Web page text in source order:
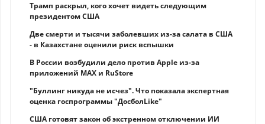
Трамп раскрыл, кого хочет видеть следующим
президентом США
Две смерти и тысячи заболевших из-за салата в США
- в Казахстане оценили риск вспышки
В России возбудили дело против Apple из-за
приложений MAX и RuStore
"Буллинг никуда не исчез". Что показала экспертная
оценка госпрограммы "ДосболLike"
США готовят закон об экстренном отключении ИИ